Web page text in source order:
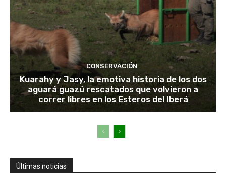
CONSERVACIÓN
Kuarahy y Jasy, la emotiva historia de los dos
aguará guazú rescatados que volvieron a
correr libres en los Esteros del Iberá
Últimas noticias